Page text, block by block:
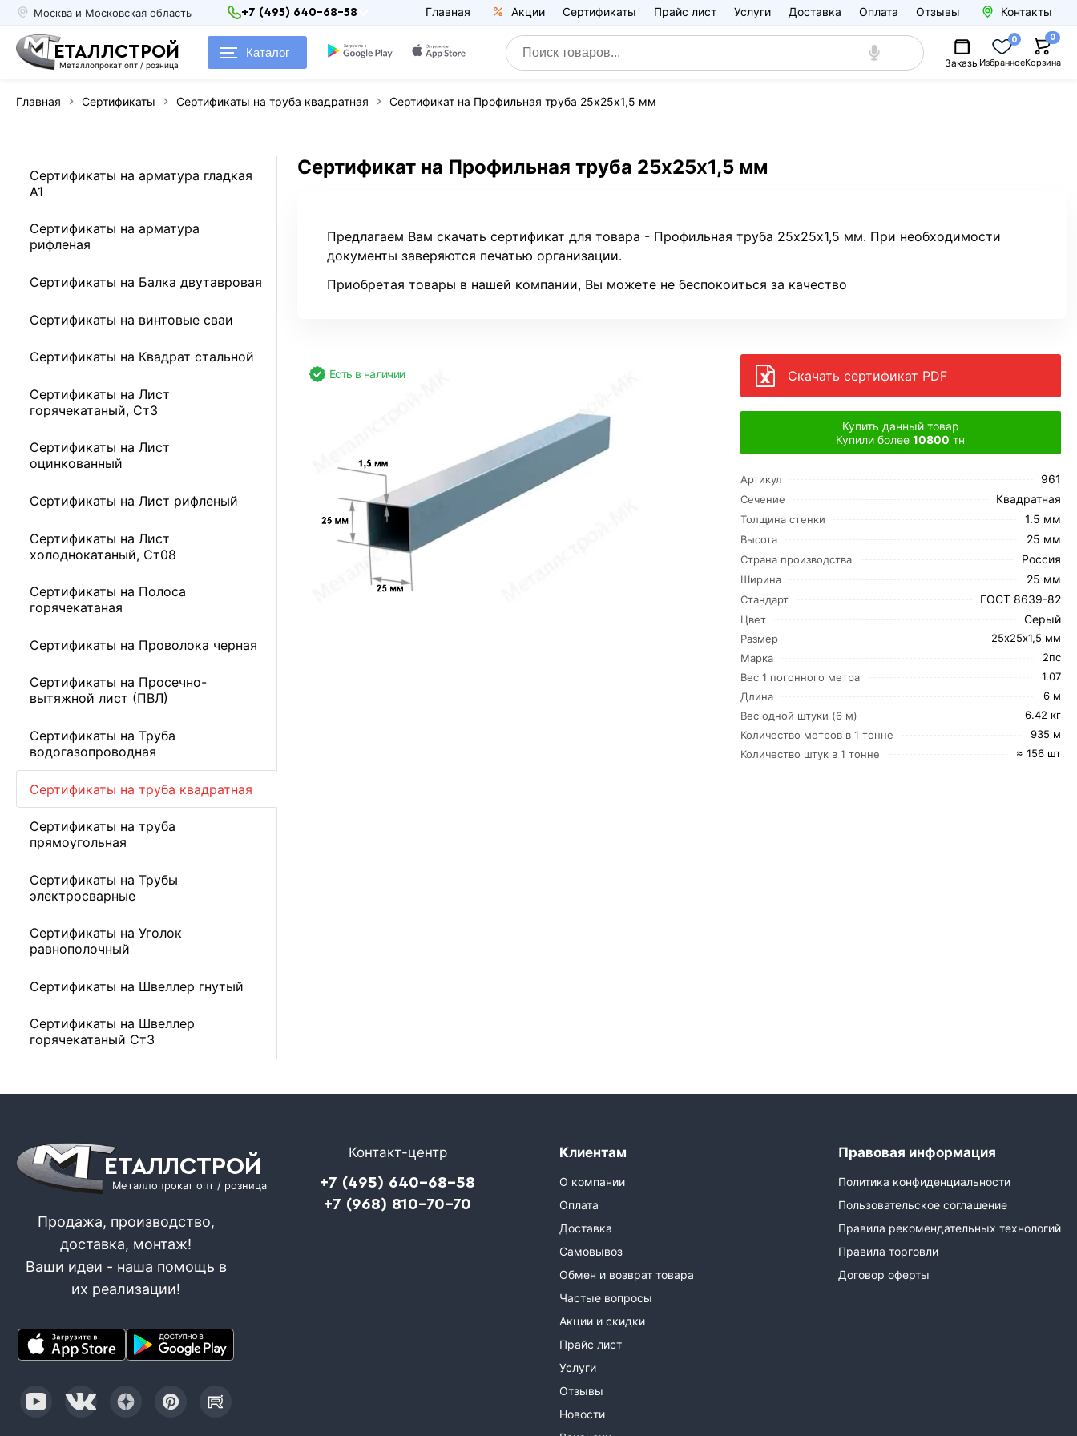
Москва и Московская область +7 (495) 640-68-58 Главная Акции Сертификаты Прайс лист Услуги Доставка Оплата Отзывы Контакты
ЕТАЛЛСТРОЙ
Металлопрокат опт / розница
Каталог
ЗаказыИзбранное
0
Корзина
0
Главная Сертификаты Сертификаты на труба квадратная Сертификат на Профильная труба 25х25х1,5 мм
Сертификаты на арматура гладкая
А1
Сертификаты на арматура
рифленая
Сертификаты на Балка двутавровая
Сертификаты на винтовые сваи
Сертификаты на Квадрат стальной
Сертификаты на Лист
горячекатаный, Ст3
Сертификаты на Лист
оцинкованный
Сертификаты на Лист рифленый
Сертификаты на Лист
холоднокатаный, Ст08
Сертификаты на Полоса
горячекатаная
Сертификаты на Проволока черная
Сертификаты на Просечно-
вытяжной лист (ПВЛ)
Сертификаты на Труба
водогазопроводная
Сертификаты на труба квадратная
Сертификаты на труба
прямоугольная
Сертификаты на Трубы
электросварные
Сертификаты на Уголок
равнополочный
Сертификаты на Швеллер гнутый
Сертификаты на Швеллер
горячекатаный Ст3
Сертификат на Профильная труба 25х25х1,5 мм
Предлагаем Вам скачать сертификат для товара - Профильная труба 25х25х1,5 мм. При необходимости
документы заверяются печатью организации.
Приобретая товары в нашей компании, Вы можете не беспокоиться за качество
Есть в наличии Скачать сертификат PDF
Купить данный товар
Купили более10800 тн
Артикул 961
Сечение Квадратная
Толщина стенки 1.5 мм
Высота 25 мм
Страна производства Россия
Ширина 25 мм
Стандарт ГОСТ 8639-82
Цвет Серый
Размер
25х25х1,5 мм
Марка
2пс
Вес 1 погонного метра
1.07
Длина
6 м
Вес одной штуки (6 м)
6.42 кг
Количество метров в 1 тонне
935 м
Количество штук в 1 тонне
≈ 156 шт
ЕТАЛЛСТРОЙ
Металлопрокат опт / розница
Продажа, производство,
доставка, монтаж!
Ваши идеи - наша помощь в
их реализации!
Контакт-центр
+7 (495) 640-68-58
+7 (968) 810-70-70
Клиентам
О компании
Оплата
Доставка
Самовывоз
Обмен и возврат товара
Частые вопросы
Акции и скидки
Прайс лист
Услуги
Отзывы
Новости
Правовая информация
Политика конфиденциальности
Пользовательское соглашение
Правила рекомендательных технологий
Правила торговли
Договор оферты